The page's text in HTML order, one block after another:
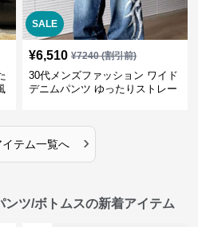
SALE
¥6,510 ¥7240(割引前)
30代メンズファッション ワイド
デニムパンツ ゆったりストレー
イテム一覧へ ›
ツ/ボトムスの新着アイテム